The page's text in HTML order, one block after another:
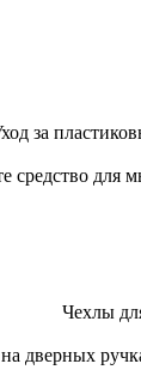
за
для
Чехлы
дверных